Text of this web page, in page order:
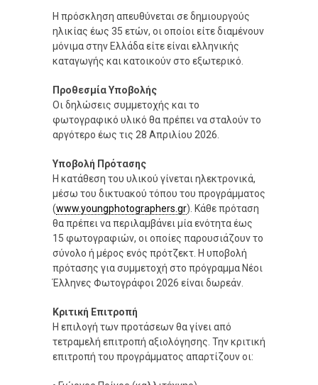
Η πρόσκληση απευθύνεται σε δημιουργούς
ηλικίας έως 35 ετών, οι οποίοι είτε διαμένουν
μόνιμα στην Ελλάδα είτε είναι ελληνικής
καταγωγής και κατοικούν στο εξωτερικό.
Προθεσμία Υποβολής
Οι δηλώσεις συμμετοχής και το
φωτογραφικό υλικό θα πρέπει να σταλούν το
αργότερο έως τις 28 Απριλίου 2026.
Υποβολή Πρότασης
Η κατάθεση του υλικού γίνεται ηλεκτρονικά,
μέσω του δικτυακού τόπου του προγράμματος
(www.youngphotographers.gr). Κάθε πρόταση
θα πρέπει να περιλαμβάνει μία ενότητα έως
15 φωτογραφιών, οι οποίες παρουσιάζουν το
σύνολο ή μέρος ενός πρότζεκτ. Η υποβολή
πρότασης για συμμετοχή στο πρόγραμμα Νέοι
Έλληνες Φωτογράφοι 2026 είναι δωρεάν.
Κριτική Επιτροπή
Η επιλογή των προτάσεων θα γίνει από
τετραμελή επιτροπή αξιολόγησης. Την κριτική
επιτροπή του προγράμματος απαρτίζουν οι: